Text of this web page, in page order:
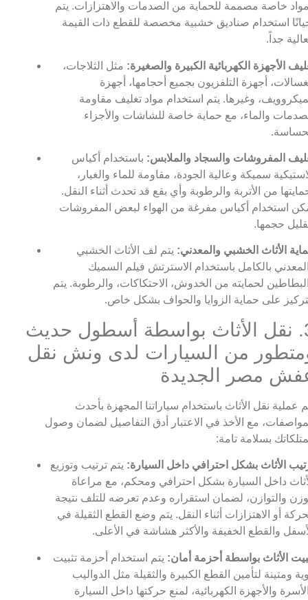
خاصة مصممة للحماية من الصدمات والاهتزازات. يتم
استخدام صناديق خشبية مخصصة للقطع ذات القيمة
جداً.
الأجهزة الكهربائية الكبيرة والصغيرة: مثل الثلاجات،
أجهزة التلفزيون بجميع أحجامها، أجهزة
وغيرها. يتم استخدام مواد تغليف مقاومة
والماء، مع حماية خاصة للشاشات والأجزاء
المفروشات والسجاد والملابس: باستخدام أكياس
سميكة وعالية الجودة، مقاومة للماء والغبار،
من الأتربة والرطوبة وأي بقع قد تحدث أثناء النقل.
استخدام أكياس مفرغة من الهواء لبعض المفروشات
حجمها.
الأثاث الخشبي والمعدني: يتم لف الأثاث الخشبي
بالكامل باستخدام الاسترتش فيلم السميك
لحمايته من الخدوش، الاحتكاكات، والرطوبة. يتم
على حماية الزوايا والحواف بشكل خاص.
3. نقل الأثاث بواسطة أسطول حديث
من السيارات لدى ونش نقل
مصر الجديدة
عملية نقل الأثاث باستخدام سياراتنا المجهزة بأحدث
مع الأخذ في الاعتبار أدق التفاصيل لضمان وصول
بسلامة تامة:
الأثاث بشكل احترافي داخل السيارة: يتم ترتيب وتوزيع
داخل السيارة بشكل احترافي ومحكم، مع مراعاة
والتوازن، لضمان استقراره وعدم تعرضه للتلف نتيجة
أو الاهتزازات أثناء النقل. يتم وضع القطع الثقيلة في
والقطع الخفيفة والأكثر هشاشة في الأعلى.
الأثاث بواسطة أحزمة أمان: يتم استخدام أحزمة تثبيت
ومتينة لتأمين القطع الكبيرة والثقيلة مثل الدواليب
والأجهزة الكهربائية، لمنع حركتها داخل السيارة